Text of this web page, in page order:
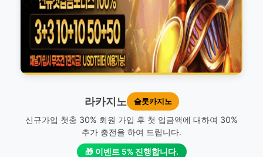
라카지노 슬롯카지노
신규가입 첫충 30% 회원 가입 후 첫 입금액에 대하여 30%
추가 충전을 하여 드립니다.
🎁 이벤트 5% 진행합니다.